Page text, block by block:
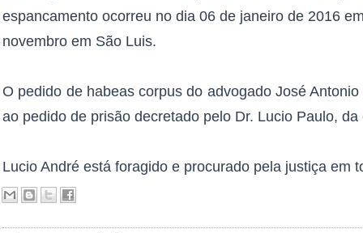
espancamento ocorreu no dia 06 de janeiro de 2016
novembro em São Luis.
O pedido de habeas corpus do advogado José
ao pedido de prisão decretado pelo Dr. Lucio Paulo,
Lucio André está foragido e procurado pela justiça em